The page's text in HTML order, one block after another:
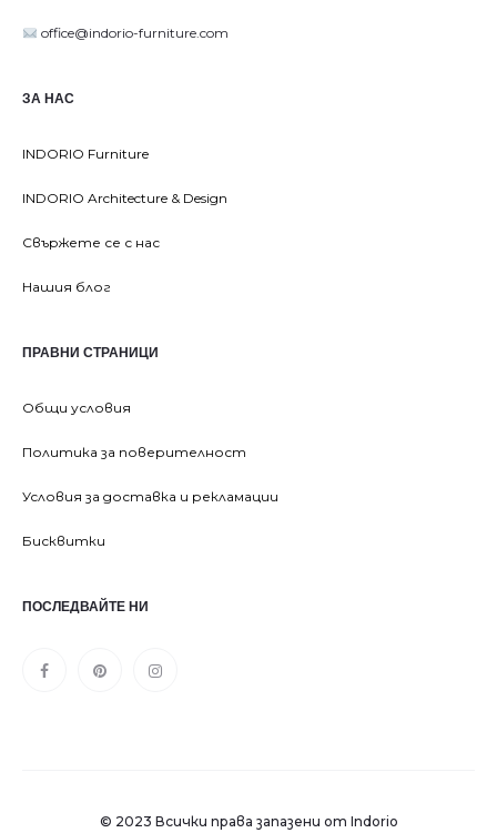
office@indorio-furniture.com
ЗА НАС
INDORIO Furniture
INDORIO Architecture & Design
Свържете се с нас
Нашия блог
ПРАВНИ СТРАНИЦИ
Общи условия
Политика за поверителност
Условия за доставка и рекламации
Бисквитки
ПОСЛЕДВАЙТЕ НИ
© 2023 Всички права запазени от Indorio